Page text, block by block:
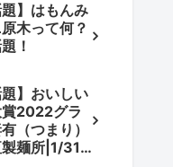
題】はもんみ
木って何？
！
題】おいしい
2022グラ
（つまり）
麺所|1/31